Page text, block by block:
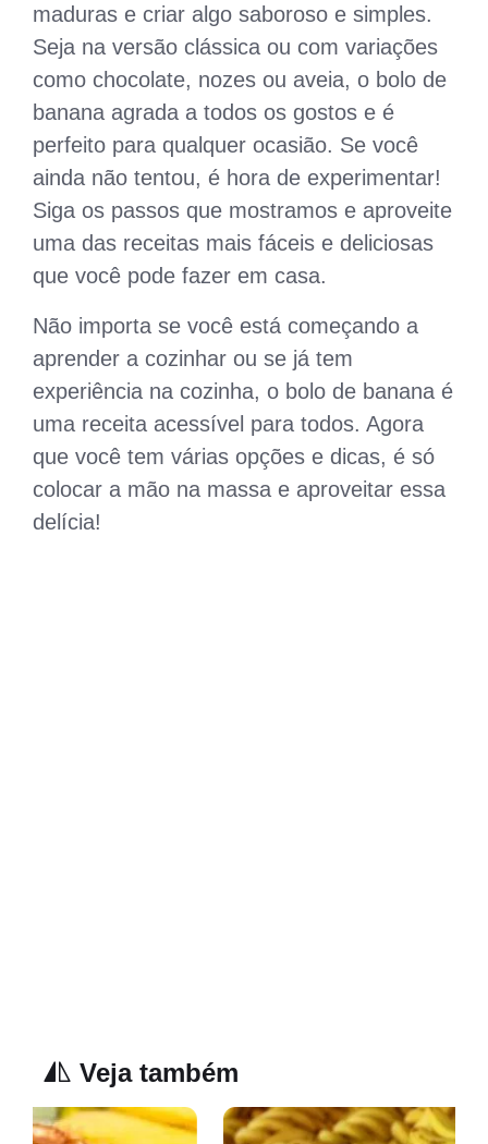
maduras e criar algo saboroso e simples.
Seja na versão clássica ou com variações
como chocolate, nozes ou aveia, o bolo de
banana agrada a todos os gostos e é
perfeito para qualquer ocasião. Se você
ainda não tentou, é hora de experimentar!
Siga os passos que mostramos e aproveite
uma das receitas mais fáceis e deliciosas
que você pode fazer em casa.
Não importa se você está começando a
aprender a cozinhar ou se já tem
experiência na cozinha, o bolo de banana é
uma receita acessível para todos. Agora
que você tem várias opções e dicas, é só
colocar a mão na massa e aproveitar essa
delícia!
Veja também